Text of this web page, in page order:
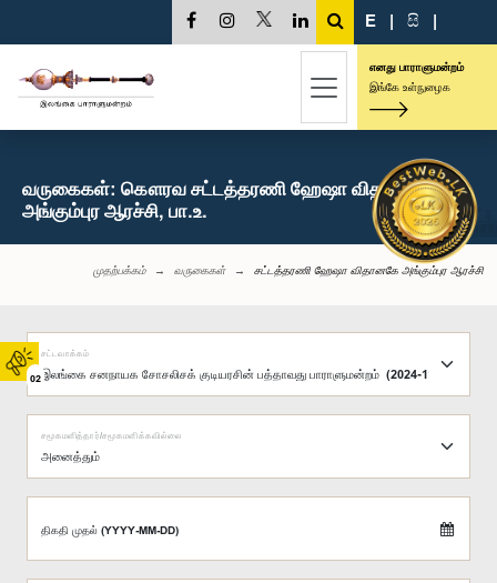
02
E | සි |
எனது பாராளுமன்றம்
இங்கே உள்நுழைக
வருகைகள்: கௌரவ சட்டத்தரணி ஹேஷா விதானகே
அங்கும்புர ஆரச்சி, பா.உ.
முதற்பக்கம் வருகைகள் சட்டத்தரணி ஹேஷா விதானகே அங்கும்புர ஆரச்சி
சட்டவாக்கம்
சமூகமளித்தார்/சமூகமளிக்கவில்லை
திகதி முதல் (YYYY-MM-DD)